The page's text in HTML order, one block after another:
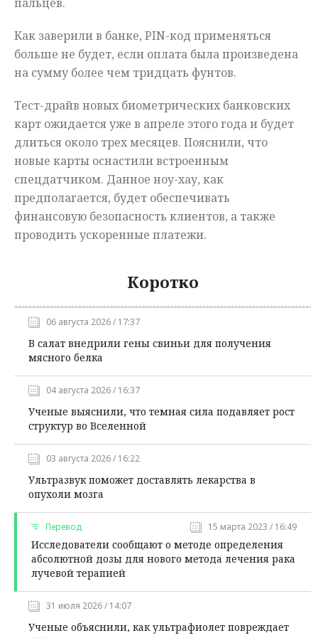
Как заверили в банке, PIN-код применяться
больше не будет, если оплата была произведена
на сумму более чем тридцать фунтов.
Тест-драйв новых биометрических банковских
карт ожидается уже в апреле этого года и будет
длиться около трех месяцев. Пояснили, что
новые карты оснастили встроенным
спецдатчиком. Данное ноу-хау, как
предполагается, будет обеспечивать
финансовую безопасность клиентов, а также
проводить ускоренные платежи.
Коротко
06 августа 2026 / 17:37
В салат внедрили гены свиньи для получения
мясного белка
04 августа 2026 / 16:37
Ученые выяснили, что темная сила подавляет рост
структур во Вселенной
03 августа 2026 / 16:22
Ультразвук поможет доставлять лекарства в
опухоли мозга
Перевод 15 марта 2023 / 16:49
Исследователи сообщают о методе определения
абсолютной дозы для нового метода лечения рака
лучевой терапией
31 июля 2026 / 14:07
Ученые объяснили, как ультрафиолет повреждает